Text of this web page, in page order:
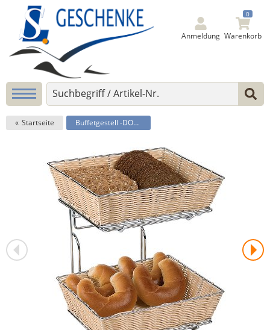
Anmeldung
0
Warenkorb
Startseite Buffetgestell -DOPPELDECKER-